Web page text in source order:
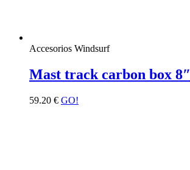
Accesorios Windsurf
Mast track carbon box 8″
59.20 € GO!